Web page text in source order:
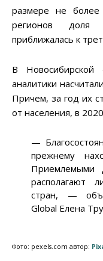
размере не
регионов доля
приближалась к
В Новосибирской
аналитики
Причем, за год их
от населения, в
—
прежнему
Приемлемыми
располагают
стран, —
Global Елена
Фото: pexels.com автор: